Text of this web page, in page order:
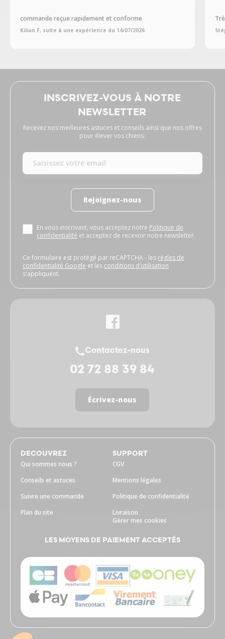
commande reçue rapidement et conforme
Kilian F, suite à une expérience du 14/07/2026
INSCRIVEZ-VOUS À NOTRE
NEWSLETTER
Recevez nos meilleures astuces et conseils ainsi que nos offres
pour élever vos chiens.
Rejoignez-nous
En vous inscrivant, vous acceptez notre Politique de
confidentialité et acceptez de recevoir notre newsletter.
Ce formulaire est protégé par reCAPTCHA - les règles de
confidentialité Google et les conditions d'utilisation
s'appliquent.
Contactez-nous
02 72 88 39 84
Écrivez-nous
DECOUVREZ
Qui sommes nous ?
Conseils et astuces
Suivre une commande
Plan du site
SUPPORT
CGV
Mentions légales
Politique de confidentialité
Livraison
Gérer mes cookies
LES MOYENS DE PAIEMENT ACCEPTÉS